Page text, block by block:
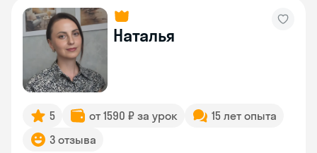
Наталья
5 от 1590 ₽ за урок
15 лет опыта
3 отзыва